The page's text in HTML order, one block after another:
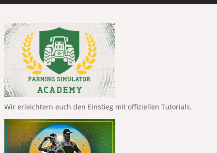
Wir erleichtern euch den Einstieg mit offiziellen Tutorials.